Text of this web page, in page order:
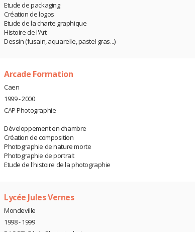
Etude de packaging
Création de logos
Etude de la charte graphique
Histoire de l'Art
Dessin (fusain, aquarelle, pastel gras...)
Arcade Formation
Caen
1999 - 2000
CAP Photographie
Développement en chambre
Création de composition
Photographie de nature morte
Photographie de portrait
Etude de l'histoire de la photographie
Lycée Jules Vernes
Mondeville
1998 - 1999